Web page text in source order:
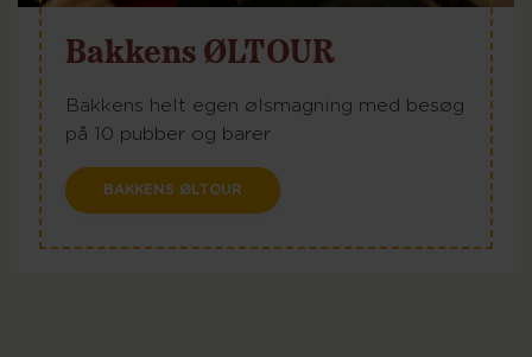
Bakkens ØLTOUR
Bakkens helt egen ølsmagning med besøg
på 10 pubber og barer
BAKKENS ØLTOUR